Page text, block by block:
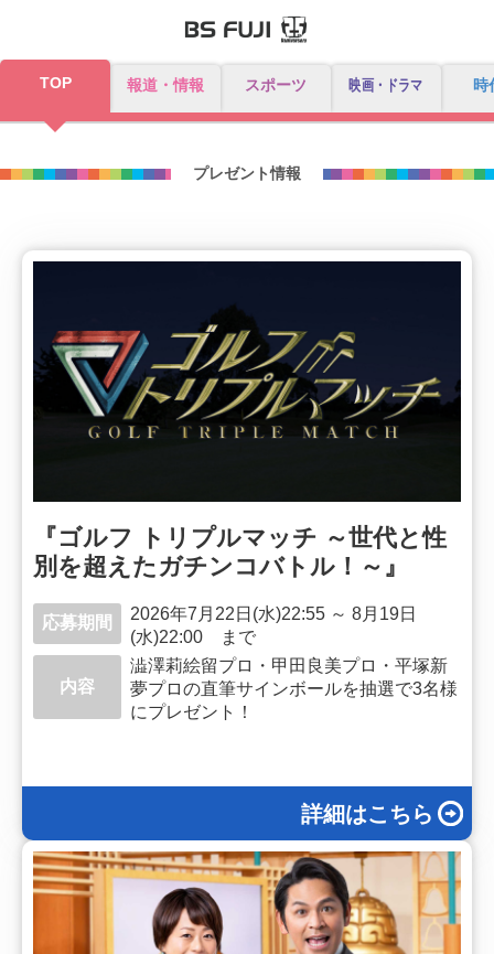
TOP 報道・情報 スポーツ 映画・ドラマ 時
プレゼント情報
『ゴルフ トリプルマッチ ～世代と性
別を超えたガチンコバトル！～』
応募期間
2026年7月22日(水)22:55 ～ 8月19日
(水)22:00 まで
内容
澁澤莉絵留プロ・甲田良美プロ・平塚新
夢プロの直筆サインボールを抽選で3名様
にプレゼント！
詳細はこちら